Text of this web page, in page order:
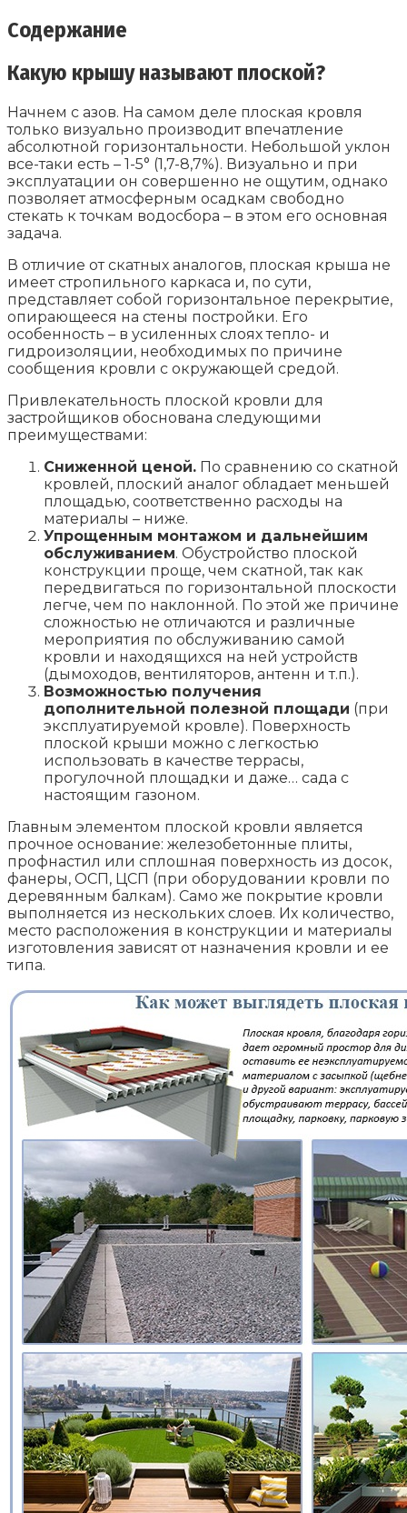
Содержание
Какую крышу называют плоской?
Начнем с азов. На самом деле плоская кровля
только визуально производит впечатление
абсолютной горизонтальности. Небольшой уклон
все-таки есть – 1-5° (1,7-8,7%). Визуально и при
эксплуатации он совершенно не ощутим, однако
позволяет атмосферным осадкам свободно
стекать к точкам водосбора – в этом его основная
задача.
В отличие от скатных аналогов, плоская крыша не
имеет стропильного каркаса и, по сути,
представляет собой горизонтальное перекрытие,
опирающееся на стены постройки. Его
особенность – в усиленных слоях тепло- и
гидроизоляции, необходимых по причине
сообщения кровли с окружающей средой.
Привлекательность плоской кровли для
застройщиков обоснована следующими
преимуществами:
Сниженной ценой. По сравнению со скатной
кровлей, плоский аналог обладает меньшей
площадью, соответственно расходы на
материалы – ниже.
Упрощенным монтажом и дальнейшим
обслуживанием. Обустройство плоской
конструкции проще, чем скатной, так как
передвигаться по горизонтальной плоскости
легче, чем по наклонной. По этой же причине
сложностью не отличаются и различные
мероприятия по обслуживанию самой
кровли и находящихся на ней устройств
(дымоходов, вентиляторов, антенн и т.п.).
Возможностью получения
дополнительной полезной площади (при
эксплуатируемой кровле). Поверхность
плоской крыши можно с легкостью
использовать в качестве террасы,
прогулочной площадки и даже… сада с
настоящим газоном.
Главным элементом плоской кровли является
прочное основание: железобетонные плиты,
профнастил или сплошная поверхность из досок,
фанеры, ОСП, ЦСП (при оборудовании кровли по
деревянным балкам). Само же покрытие кровли
выполняется из нескольких слоев. Их количество,
место расположения в конструкции и материалы
изготовления зависят от назначения кровли и ее
типа.